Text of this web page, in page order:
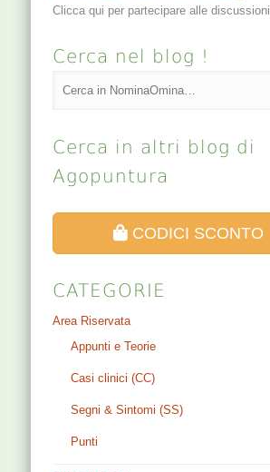
Clicca qui per partecipare alle discussioni
Cerca nel blog !
Cerca in altri blog di
Agopuntura
CODICI SCONTO
CATEGORIE
Area Riservata
Appunti e Teorie
Casi clinici (CC)
Segni & Sintomi (SS)
Punti